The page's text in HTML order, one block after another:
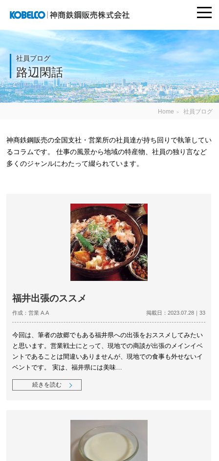
神商鉄鋼販売株式
会社
社員ブログ
路辺閑話
Home ＞ 社員ブログ
神商鉄鋼販売の全国支社・営業所の社員達が持ち回りで執筆してい
るコラムです。 仕事の風景から地域の特産物、社員の独り言など
多くのジャンルにわたって綴られています。
福井出張のススメ
作成：営業 A.A 掲載日：2023.07.28｜33
今回は、筆者の故郷でもある福井県への出張をおススメしてみたい
と思います。営業戦士にとって、現地での商談が出張のメインイベ
ントであることは間違いありませんが、現地での食事も外せないイ
ベントです。 実は、福井県には美味…
続きを読む